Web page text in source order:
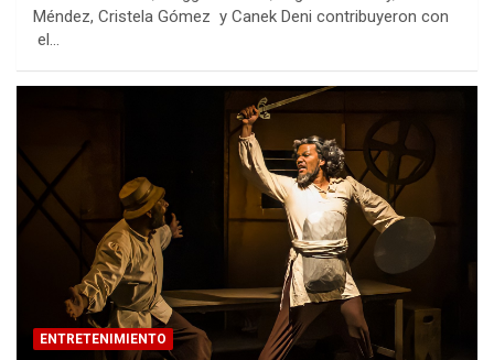
Méndez, Cristela Gómez y Canek Deni contribuyeron con
el…
ENTRETENIMIENTO